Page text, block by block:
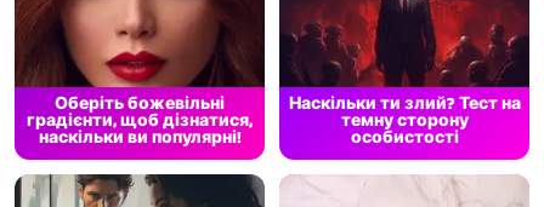
Оберіть божевільні
градієнти, щоб дізнатися,
наскільки ви популярні!
Наскільки ти злий? Тест на
темну сторону
особистості